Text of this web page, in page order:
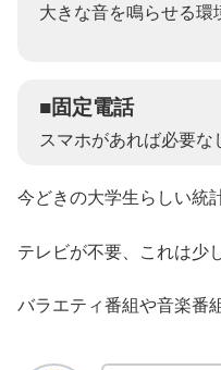
大きな音を鳴らせる環
■固定電話
スマホがあれば必要な
今どきの大学生らしい統
テレビが不要、これは少
バラエティ番組や音楽番